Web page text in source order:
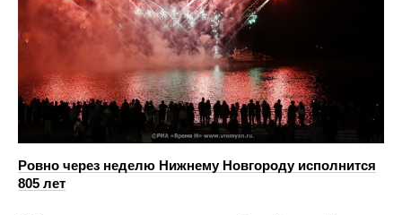
Ровно через неделю Нижнему Новгороду исполнится
805 лет